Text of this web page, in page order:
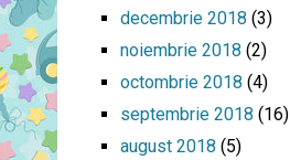
decembrie 2018 (3)
noiembrie 2018 (2)
octombrie 2018 (4)
septembrie 2018 (16)
august 2018 (5)